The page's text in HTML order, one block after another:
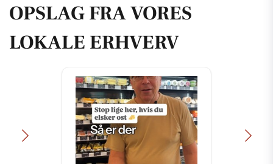
OPSLAG FRA VORES
LOKALE ERHVERV